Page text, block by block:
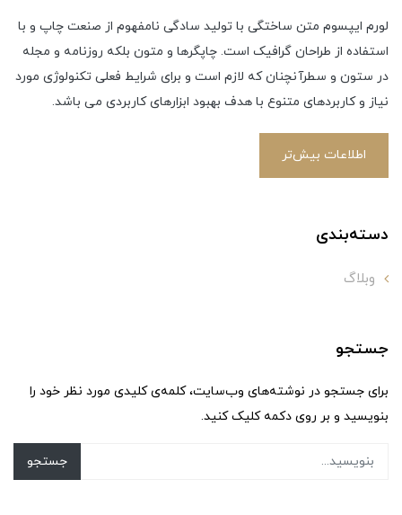
لورم ایپسوم متن ساختگی با تولید سادگی نامفهوم از صنعت چاپ و با
استفاده از طراحان گرافیک است. چاپگرها و متون بلکه روزنامه و مجله
در ستون و سطرآنچنان که لازم است و برای شرایط فعلی تکنولوژی مورد
نیاز و کاربردهای متنوع با هدف بهبود ابزارهای کاربردی می باشد.
اطلاعات بیش‌تر
دسته‌بندی
وبلاگ
جستجو
برای جستجو در نوشته‌های وب‌سایت، کلمه‌ی کلیدی مورد نظر خود را
بنویسید و بر روی دکمه کلیک کنید.
جستجو